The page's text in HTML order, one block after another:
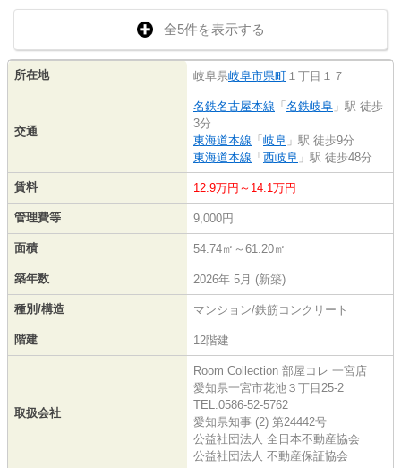
全5件を表示する
所在地 岐阜県岐阜市県町 １丁目１７
交通
名鉄名古屋本線 「 名鉄岐阜 」駅 徒歩
3分
東海道本線 「 岐阜 」駅 徒歩9分
東海道本線 「 西岐阜 」駅 徒歩48分
賃料 12.9万円～14.1万円
管理費等 9,000円
面積 54.74㎡～61.20㎡
築年数 2026年 5月 (新築)
種別/構造 マンション/鉄筋コンクリート
階建 12階建
取扱会社
Room Collection 部屋コレ 一宮店
愛知県一宮市花池３丁目25-2
TEL:0586-52-5762
愛知県知事 (2) 第24442号
公益社団法人 全日本不動産協会
公益社団法人 不動産保証協会